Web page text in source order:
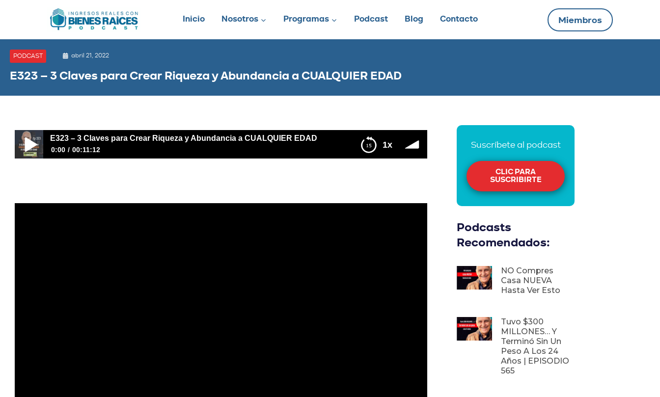
Inicio Nosotros Programas Podcast Blog Contacto Miembros
PODCAST abril 21, 2022
E323 – 3 Claves para Crear Riqueza y Abundancia a CUALQUIER EDAD
1x
E323 – 3 Claves para Crear Riqueza y Abundancia a CUALQUIER EDAD
0:00 00:11:12 Suscríbete al podcast
CLIC PARA
SUSCRIBIRTE
Podcasts
Recomendados:
NO Compres
Casa NUEVA
Hasta Ver Esto
Tuvo $300
MILLONES… Y
Terminó Sin Un
Peso A Los 24
Años | EPISODIO
565